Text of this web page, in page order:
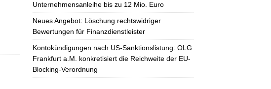
Unternehmensanleihe bis zu 12 Mio. Euro
Neues Angebot: Löschung rechtswidriger
Bewertungen für Finanzdienstleister
Kontokündigungen nach US-Sanktionslistung: OLG
Frankfurt a.M. konkretisiert die Reichweite der EU-
Blocking-Verordnung